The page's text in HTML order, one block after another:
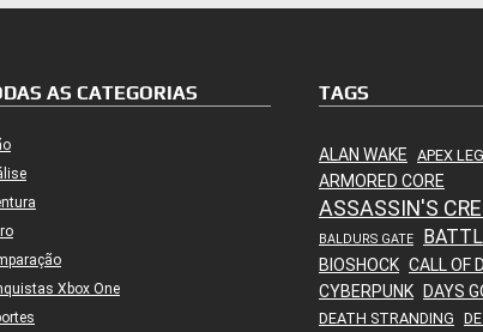
AS CATEGORIAS
Xbox One
TAGS
ALAN WAKE APEX
ARMORED CORE
ASSASSIN'S
BALDURS GATE
BIOSHOCK CALL OF
CYBERPUNK DAYS
DEATH STRANDING